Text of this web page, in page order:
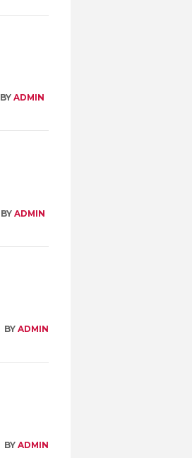
BY ADMIN
BY ADMIN
BY ADMIN
BY ADMIN